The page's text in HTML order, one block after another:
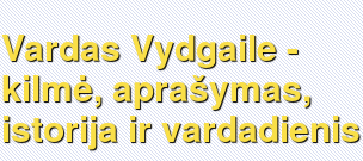
Vardas Vydgaile -
kilmė, aprašymas,
istorija ir vardadienis